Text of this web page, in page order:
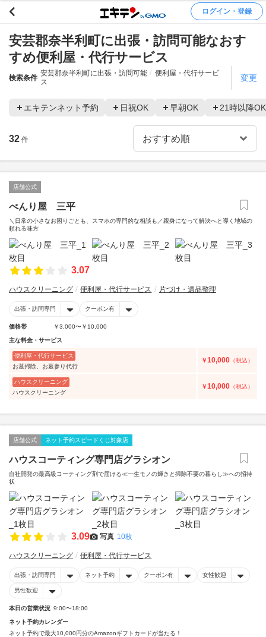
ログイン・登録
安芸郡奈半利町に出張・訪問可能なおす
すめ便利屋・代行サービス
検索条件
安芸郡奈半利町に出張・訪問可能
便利屋・代行サービ
ス
変更
エキテンネット予約 日祝OK 早朝OK 21時以降OK
32 件
店舗公式
べんり屋 三平
＼日常の小さなお困りごとも、スマホの専門的な相談も／親身になって解決へと導く地域の
頼れる味方
3.07
ハウスクリーニング 便利屋・代行サービス 片づけ・遺品整理
出張・訪問専門 クーポン有
価格帯 ￥3,000〜￥10,000
主な料金・サービス
便利屋・代行サービス
お墓掃除、お墓参り代行
￥10,000 （税込）
ハウスクリーニング
ハウスクリーニング
￥10,000 （税込）
店舗公式 ネット予約スピードくじ対象店
ハウスコーティング専門店グラシオン
自社開発の最高級コーティング剤で届ける≪一生モノの輝きと掃除不要の暮らし≫への招待
状
3.09 写真 10枚
ハウスクリーニング 便利屋・代行サービス
出張・訪問専門 ネット予約 クーポン有 女性歓迎
男性歓迎
本日の営業状況 9:00〜18:00
ネット予約カレンダー
ネット予約で最大10,000円分のAmazonギフトカードが当たる！